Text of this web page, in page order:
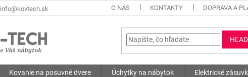
info@kovtech.sk O NÁS KONTAKTY DOPRAVA A
Kovanie na posuvné dvere Úchytky na nábytok Elektrické